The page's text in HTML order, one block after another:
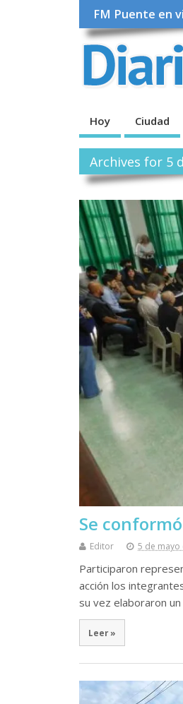
FM Puente en
Hoy Ciudad
Archives for 5
Se
Editor 5 de mayo
Participaron
acción los
su vez elaboraron
Leer »